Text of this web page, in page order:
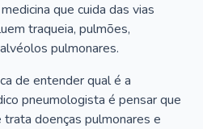
que cuida das vias
traqueia, pulmões,
pulmonares.
de entender qual é a
pneumologista é pensar que
doenças pulmonares e